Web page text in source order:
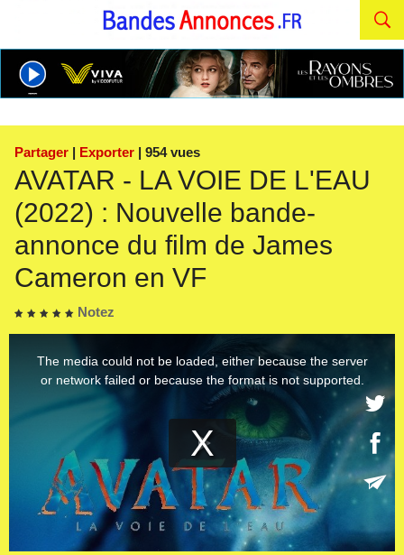
Partager | Exporter | 954 vues
AVATAR - LA VOIE DE L'EAU
(2022) : Nouvelle bande-
annonce du film de James
Cameron en VF
Notez